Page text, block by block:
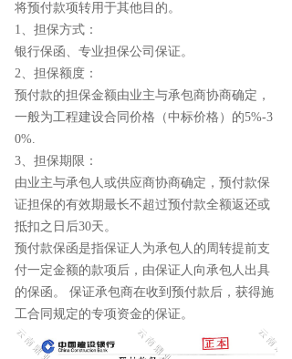
将预付款项转用于其他目的。
1、担保方式：
银行保函、专业担保公司保证。
2、担保额度：
预付款的担保金额由业主与承包商协商确定，
一般为工程建设合同价格（中标价格）的5%-3
0%.
3、担保期限：
由业主与承包人或供应商协商确定，预付款保
证担保的有效期最长不超过预付款全额返还或
抵扣之日后30天。
预付款保函是指保证人为承包人的周转提前支
付一定金额的款项后，由保证人向承包人出具
的保函。 保证承包商在收到预付款后，获得施
工合同规定的专项资金的保证。